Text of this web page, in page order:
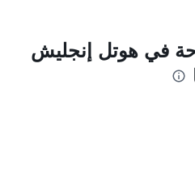
في هوتل إنجليش